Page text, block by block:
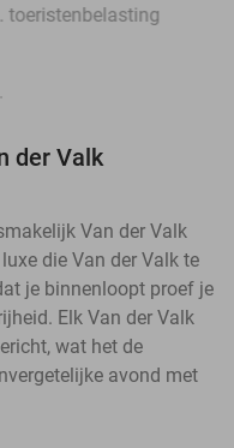
toeristenbelasting
der Valk
Van der Valk
die Van der Valk te
je binnenloopt proef je
Elk Van der Valk
wat het de
avond met